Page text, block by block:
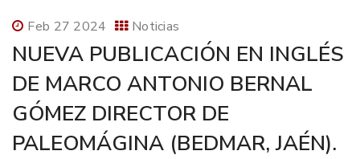
Feb 27 2024 Noticias
NUEVA PUBLICACIÓN EN INGLÉS
DE MARCO ANTONIO BERNAL
GÓMEZ DIRECTOR DE
PALEOMÁGINA (BEDMAR, JAÉN).